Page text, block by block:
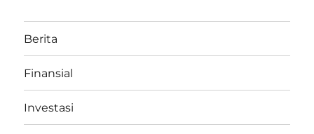
Berita
Finansial
Investasi